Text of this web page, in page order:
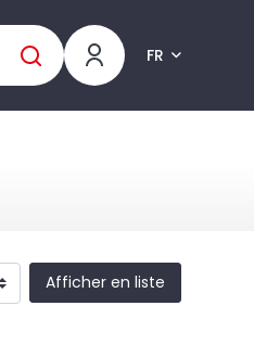
FR
Afficher en liste